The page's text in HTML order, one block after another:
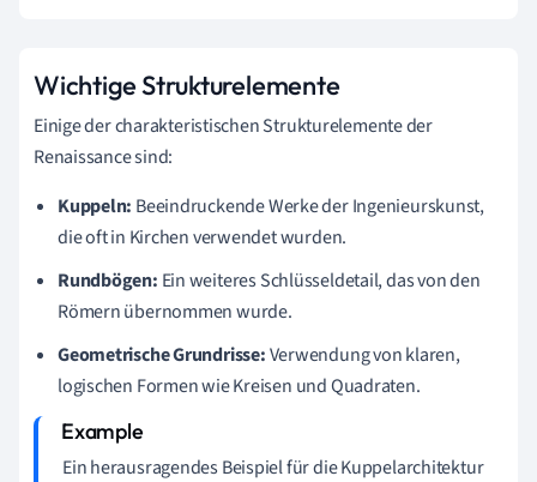
Wichtige Strukturelemente
Einige der charakteristischen Strukturelemente der
Renaissance sind:
Kuppeln: Beeindruckende Werke der Ingenieurskunst,
die oft in Kirchen verwendet wurden.
Rundbögen: Ein weiteres Schlüsseldetail, das von den
Römern übernommen wurde.
Geometrische Grundrisse:Verwendung von klaren,
logischen Formen wie Kreisen und Quadraten.
Ein herausragendes Beispiel für die Kuppelarchitektur